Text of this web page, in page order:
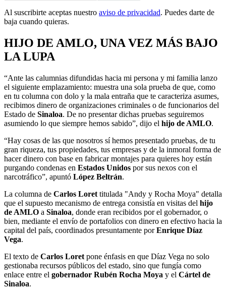
Al suscribirte aceptas nuestro aviso de privacidad. Puedes darte de
baja cuando quieras.
HIJO DE AMLO, UNA VEZ MÁS BAJO
LA LUPA
“Ante las calumnias difundidas hacia mi persona y mi familia lanzo
el siguiente emplazamiento: muestra una sola prueba de que, como
en tu columna con dolo y la mala entraña que te caracteriza asumes,
recibimos dinero de organizaciones criminales o de funcionarios del
Estado de Sinaloa. De no presentar dichas pruebas seguiremos
asumiendo lo que siempre hemos sabido”, dijo el hijo de AMLO.
“Hay cosas de las que nosotros sí hemos presentado pruebas, de tu
gran riqueza, tus propiedades, tus empresas y de la inmoral forma de
hacer dinero con base en fabricar montajes para quieres hoy están
purgando condenas en Estados Unidos por sus nexos con el
narcotráfico”, apuntó López Beltrán.
La columna de Carlos Loret titulada "Andy y Rocha Moya" detalla
que el supuesto mecanismo de entrega consistía en visitas del hijo
de AMLO a Sinaloa, donde eran recibidos por el gobernador, o
bien, mediante el envío de portafolios con dinero en efectivo hacia la
capital del país, coordinados presuntamente porEnrique Díaz
Vega.
El texto de Carlos Loret pone énfasis en que Díaz Vega no solo
gestionaba recursos públicos del estado, sino que fungía como
enlace entre el gobernador Rubén Rocha Moya y el Cártel de
Sinaloa.